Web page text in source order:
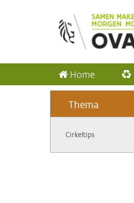
Home
Thema
Cirkeltips